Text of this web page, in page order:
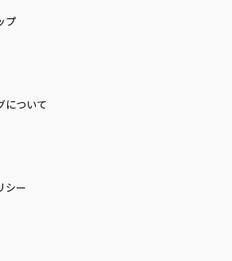
プ
について
シー